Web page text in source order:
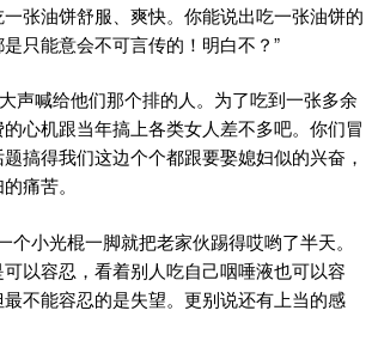
张油饼舒服、爽快。你能说出吃一张油饼的
只能意会不可言传的！明白不？”
声喊给他们那个排的人。为了吃到一张多余
心机跟当年搞上各类女人差不多吧。你们冒
搞得我们这边个个都跟要娶媳妇似的兴奋，
痛苦。
个小光棍一脚就把老家伙踢得哎哟了半天。
以容忍，看着别人吃自己咽唾液也可以容
不能容忍的是失望。更别说还有上当的感